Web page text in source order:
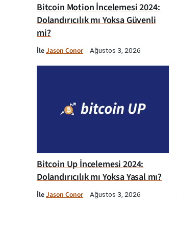
Bitcoin Motion İncelemesi 2024:
Dolandırıcılık mı Yoksa Güvenli
mi?
İleJason Conor Ağustos 3, 2026
Bitcoin Up İncelemesi 2024:
Dolandırıcılık mı Yoksa Yasal mı?
İleJason Conor Ağustos 3, 2026